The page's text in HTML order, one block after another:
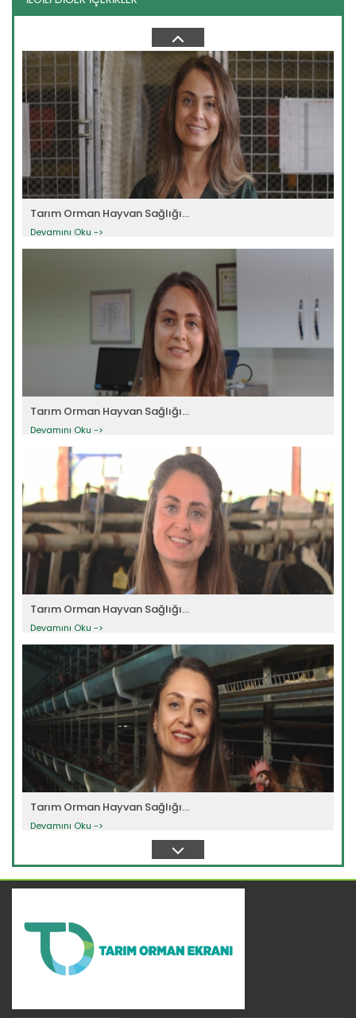
Tarım Orman Hayvan Sağlığı...
Tarım Orman Hayvan Sağlığı...
Devamını Oku ->
Tarım Orman Hayvan Sağlığı...
Devamını Oku ->
Tarım Orman Hayvan Sağlığı...
Devamını Oku ->
Tarım Orman Hayvan Sağlığı...
Devamını Oku ->